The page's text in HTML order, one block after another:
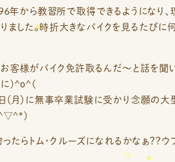
年から教習所で取得できるようになり
ました。時折大きなバイクを見るたびに
客様がバイク免許取るんだ～と話を聞
に)^o^(
（月）に無事卒業試験に受かり念願の大
たらトム・クルーズになれるかなぁ？？ウ